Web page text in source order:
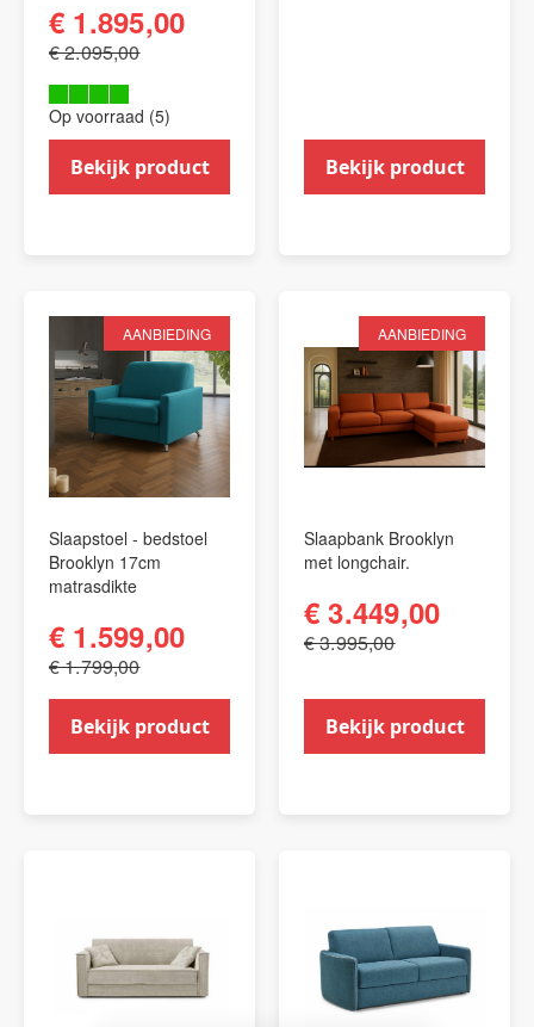
€ 1.895,00
€ 2.095,00
Op voorraad (5)
Bekijk product Bekijk product
AANBIEDING
Slaapstoel - bedstoel
Brooklyn 17cm
matrasdikte
€ 1.599,00
€ 1.799,00
Bekijk product
AANBIEDING
Slaapbank Brooklyn
met longchair.
€ 3.449,00
€ 3.995,00
Bekijk product